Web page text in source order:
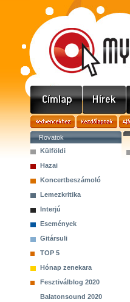
Rovatok
Külföldi
Hazai
Koncertbeszámoló
Lemezkritika
Interjú
Események
Gitársuli
TOP 5
Hónap zenekara
Fesztiválblog 2020
Balatonsound 2020